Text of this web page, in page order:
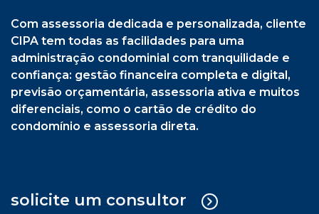
Com assessoria dedicada e personalizada, cliente
CIPA tem todas as facilidades para uma
administração condominial com tranquilidade e
confiança: gestão financeira completa e digital,
previsão orçamentária, assessoria ativa e muitos
diferenciais, como o cartão de crédito do
condomínio e assessoria direta.
solicite um consultor